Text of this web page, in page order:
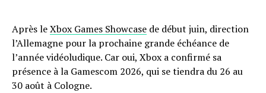
Après leXbox Games Showcase de début juin, direction
l’Allemagne pour la prochaine grande échéance de
l’année vidéoludique. Car oui, Xbox a confirmé sa
présence à la Gamescom 2026, qui se tiendra du 26 au
30 août à Cologne.